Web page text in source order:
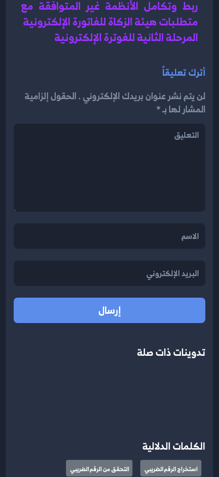
متطلبات هيئة الزكاة للفاتورة الإلكترونية
المرحلة الثانية للفوترة الإلكترونية
أترك تعليقاً
لن يتم نشر عنوان بريدك الإلكتروني . الحقول إلزامية
المشار لها بـ *
إرسال
تدوينات ذات صلة
الكلمات الدلالية
استخراج الرقم الضريبي
التحقق من الرقم الضريبي